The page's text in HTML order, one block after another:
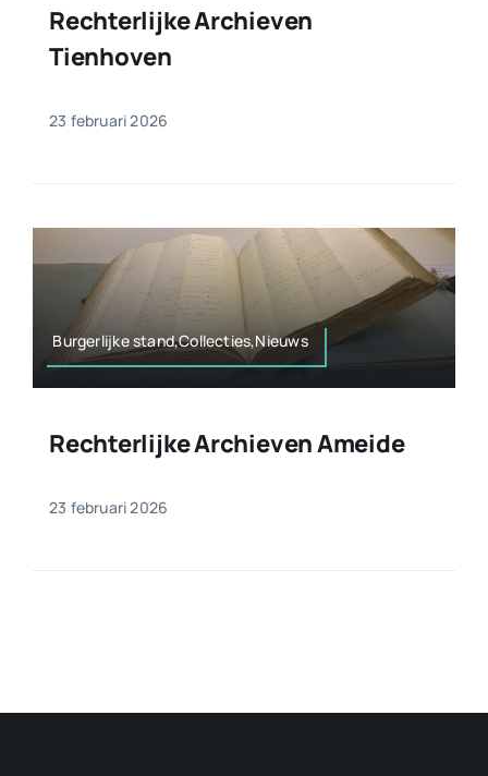
Rechterlijke Archieven
Tienhoven
23 februari 2026
Burgerlijke stand,Collecties,Nieuws
Rechterlijke Archieven Ameide
23 februari 2026